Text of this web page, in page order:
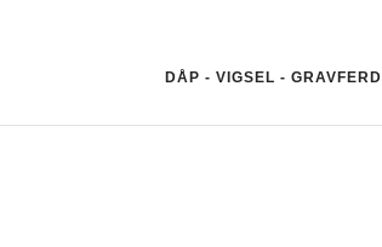
DÅP - VIGSEL - GRAVFERD